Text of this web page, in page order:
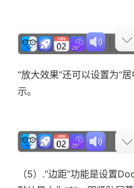
“放大效果”还可以设置为“
示。
（5）.“边距”功能是设置